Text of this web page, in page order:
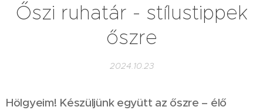
Őszi ruhatár - stílustippek
őszre
2024.10.23
Hölgyeim! Készüljünk együtt az őszre – élő